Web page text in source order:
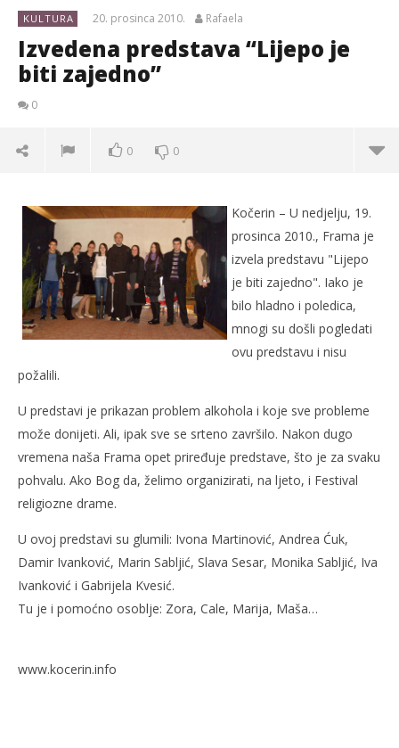
KULTURA 20. prosinca 2010. Rafaela
Izvedena predstava “Lijepo je
biti zajedno”
0
0 0
NOW VIEWING
Izvedena predstava “Lijepo je biti zajedno”
20.
2010.
Kočerin – U nedjelju, 19.
prosinca 2010., Frama je
izvela predstavu "Lijepo
je biti zajedno". Iako je
bilo hladno i poledica,
mnogi su došli pogledati
ovu predstavu i nisu
požalili.
U predstavi je prikazan problem alkohola i koje sve probleme
može donijeti. Ali, ipak sve se srteno završilo. Nakon dugo
vremena naša Frama opet priređuje predstave, što je za svaku
pohvalu. Ako Bog da, želimo organizirati, na ljeto, i Festival
religiozne drame.
U ovoj predstavi su glumili: Ivona Martinović, Andrea Ćuk,
Damir Ivanković, Marin Sabljić, Slava Sesar, Monika Sabljić, Iva
Ivanković i Gabrijela Kvesić.
Tu je i pomoćno osoblje: Zora, Cale, Marija, Maša…
www.kocerin.info